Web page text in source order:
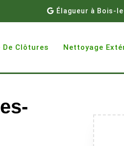
Élagueur à Bois-
De Clôtures Nettoyage